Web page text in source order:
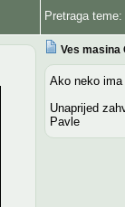
Pretraga teme:
Ves masina
Ako neko ima
Unaprijed
Pavle